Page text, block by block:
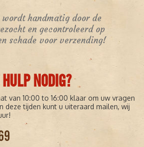
handmatig door de
en gecontroleerd op
schade voor verzending!
NODIG?
van 10:00 to 16:00 klaar om uw vragen
deze tijden kunt u uiteraard mailen, wij